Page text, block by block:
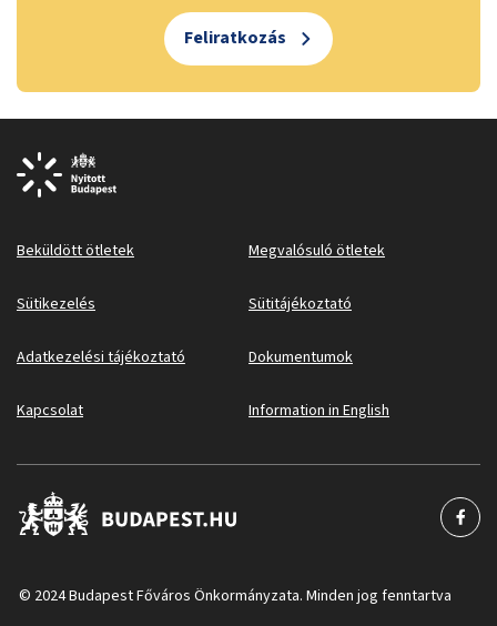
Feliratkozás
Beküldött ötletek Megvalósuló ötletek
Sütikezelés Sütitájékoztató
Adatkezelési tájékoztató Dokumentumok
Kapcsolat Information in English
© 2024 Budapest Főváros Önkormányzata. Minden jog fenntartva